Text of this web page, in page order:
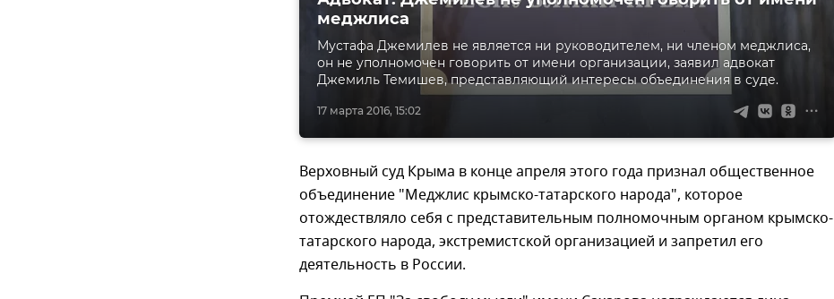
17 марта 2016, 15:02
меджлиса
Мустафа Джемилев не является ни руководителем, ни членом меджлиса,
он не уполномочен говорить от имени организации, заявил адвокат
Джемиль Темишев, представляющий интересы объединения в суде.
Верховный суд Крыма в конце апреля этого года признал общественное
объединение "Меджлис крымско-татарского народа", которое
отождествляло себя с представительным полномочным органом крымско-
татарского народа, экстремистской организацией и запретил его
деятельность в России.